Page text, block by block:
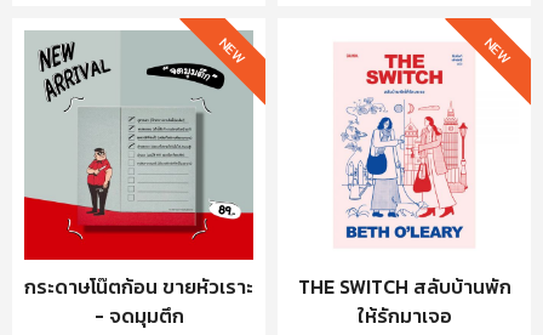
กระดาษโน๊ตก้อน ขายหัวเราะ
- จดมุมตึก
NEW
THE SWITCH สลับบ้านพัก
ให้รักมาเจอ
NEW